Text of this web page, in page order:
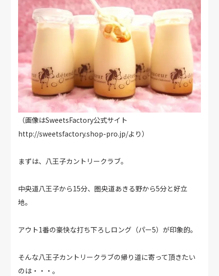
（画像はSweetsFactory公式サイト
http://sweetsfactory.shop-pro.jp/より）
まずは、八王子カントリークラブ。
中央道八王子から15分、圏央道あきる野から5分と好立
地。
アウト1番の豪快な打ち下ろしロング（パー5）が印象的。
そんな八王子カントリークラブの帰り道に寄って頂きたい
のは・・・。